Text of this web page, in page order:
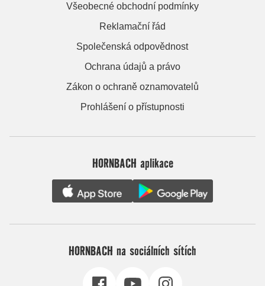
Všeobecné obchodní podmínky
Reklamační řád
Společenská odpovědnost
Ochrana údajů a právo
Zákon o ochraně oznamovatelů
Prohlášení o přístupnosti
HORNBACH aplikace
HORNBACH na sociálních sítích